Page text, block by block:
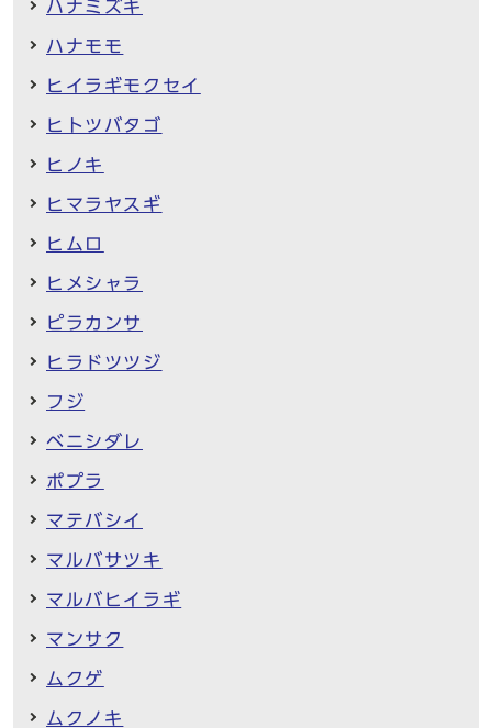
ハナミズキ
ハナモモ
ヒイラギモクセイ
ヒトツバタゴ
ヒノキ
ヒマラヤスギ
ヒムロ
ヒメシャラ
ピラカンサ
ヒラドツツジ
フジ
ベニシダレ
ポプラ
マテバシイ
マルバサツキ
マルバヒイラギ
マンサク
ムクゲ
ムクノキ